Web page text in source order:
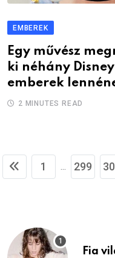
EMBEREK
Egy művész
ki néhány
emberek
2 MINUTES READ
1 299
Fia